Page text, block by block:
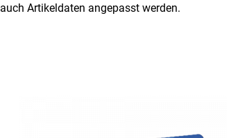
auch Artikeldaten angepasst werden.